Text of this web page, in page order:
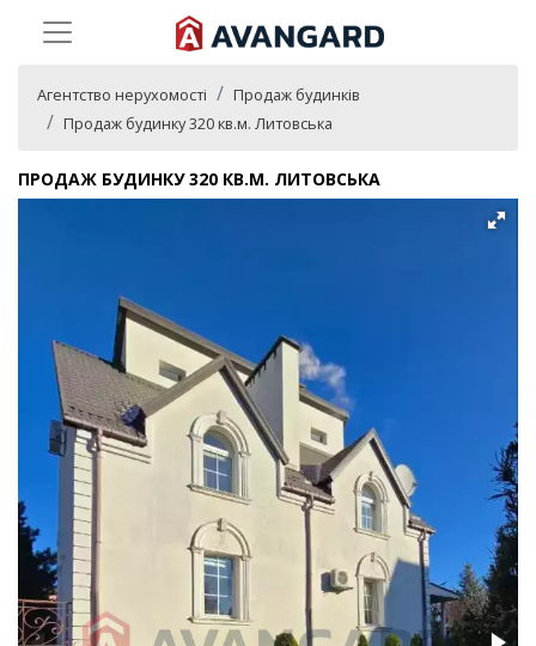
Агентство нерухомості
Продаж будинків
Продаж будинку 320 кв.м. Литовська
ПРОДАЖ БУДИНКУ 320 КВ.М. ЛИТОВСЬКА